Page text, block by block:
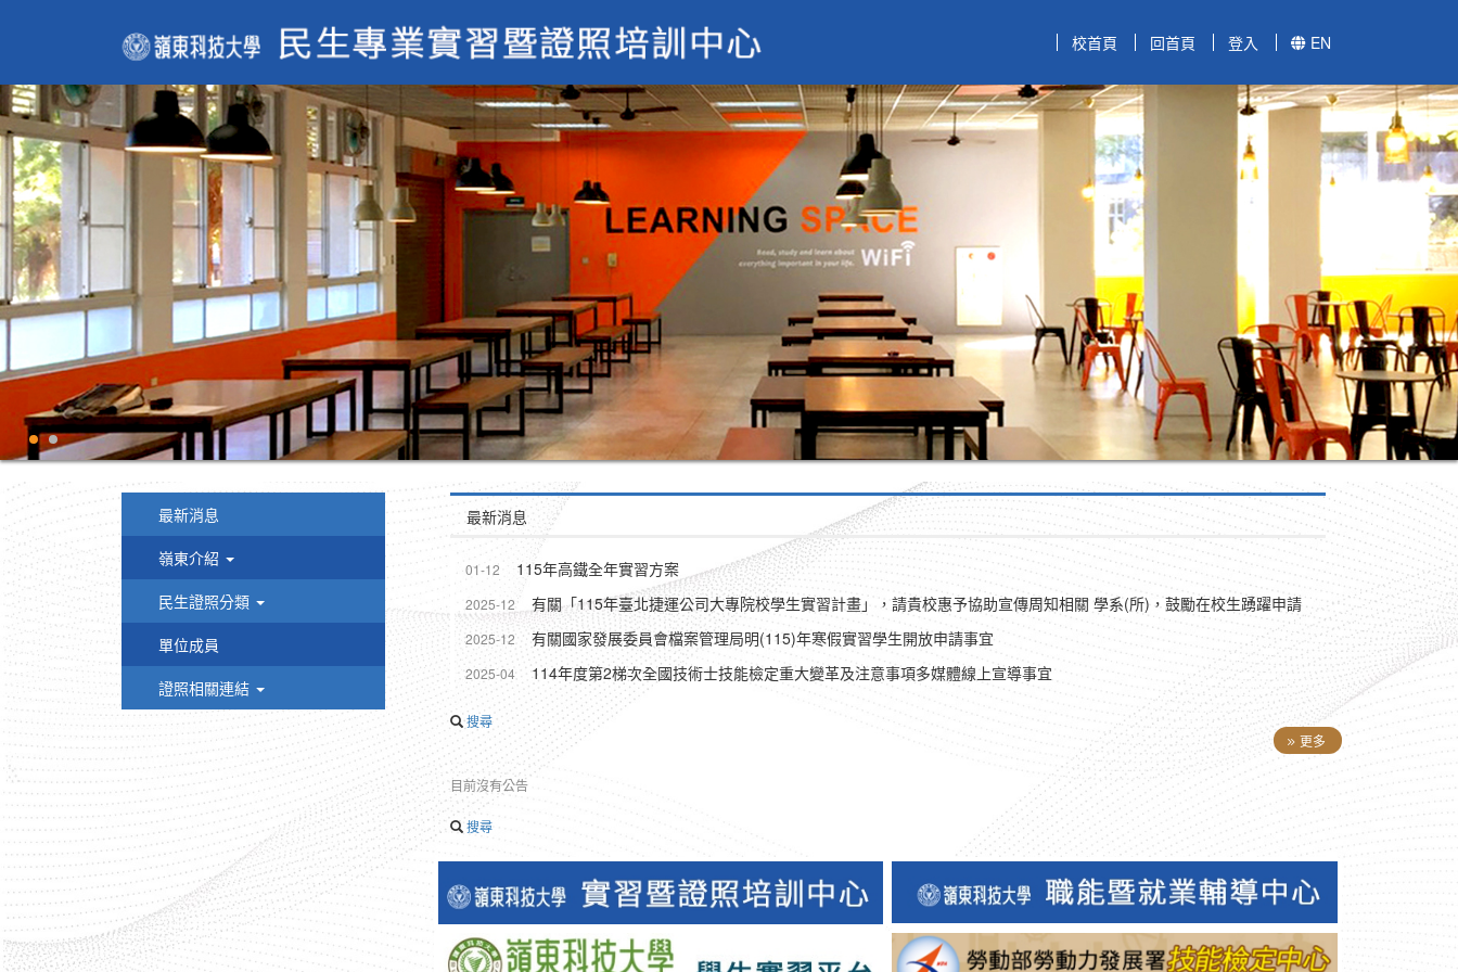
校首頁 回首頁 登入 EN
最新消息
嶺東介紹
民生證照分類
單位成員
證照相關連結
最新消息
01-12 115年高鐵全年實習方案
2025-12 有關「115年臺北捷運公司大專院校學生實習計畫」，請貴校惠予協助宣傳周知相關 學系(所)，鼓勵在校生踴躍申請
2025-12 有關國家發展委員會檔案管理局明(115)年寒假實習學生開放申請事宜
2025-04 114年度第2梯次全國技術士技能檢定重大變革及注意事項多媒體線上宣導事宜
搜尋
更多
目前沒有公告
搜尋